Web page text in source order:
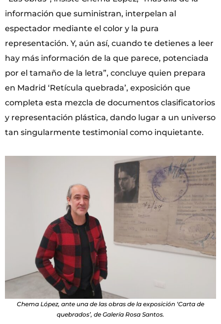
información que suministran, interpelan al
espectador mediante el color y la pura
representación. Y, aún así, cuando te detienes a leer
hay más información de la que parece, potenciada
por el tamaño de la letra”, concluye quien prepara
en Madrid ‘Retícula quebrada’, exposición que
completa esta mezcla de documentos clasificatorios
y representación plástica, dando lugar a un universo
tan singularmente testimonial como inquietante.
Chema López, ante una de las obras de la exposición ‘Carta de
quebrados’, de Galería Rosa Santos.